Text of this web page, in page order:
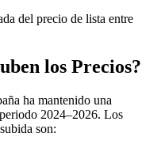
del precio de lista entre
los Precios?
ha mantenido una
2024–2026. Los
son: